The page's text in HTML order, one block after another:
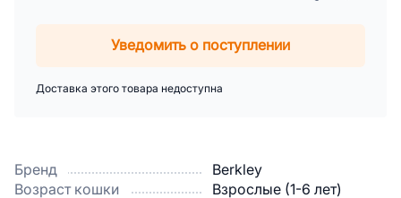
Бренд
Berkley
Возраст кошки
Взрослые (1-6 лет)
Уведомить о поступлении
Доставка этого товара недоступна